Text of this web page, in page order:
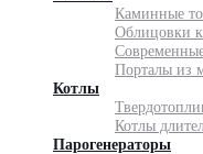
Каминные
Облицовки
Порталы из
Котлы
Котлы
Парогенераторы